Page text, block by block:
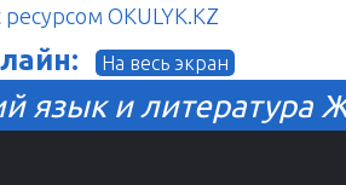
ресурсом OKULYK.KZ
На весь экран
язык и литература